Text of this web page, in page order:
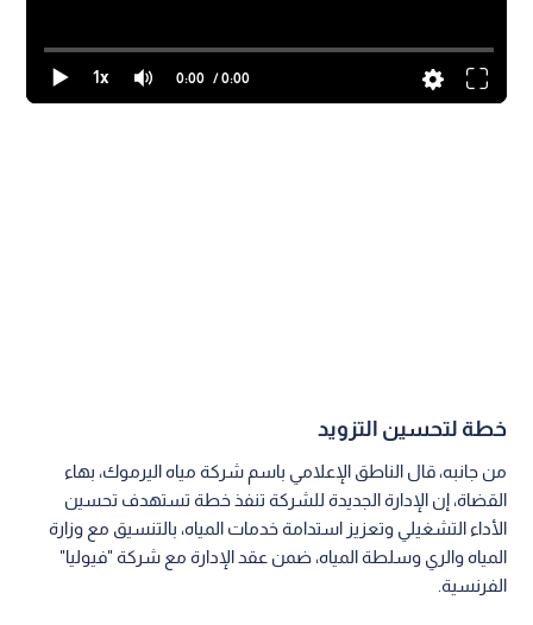
1x 0:00 / 0:00
خطة لتحسين التزويد
من جانبه، قال الناطق الإعلامي باسم شركة مياه اليرموك، بهاء
القضاة، إن الإدارة الجديدة للشركة تنفذ خطة تستهدف تحسين
الأداء التشغيلي وتعزيز استدامة خدمات المياه، بالتنسيق مع وزارة
المياه والري وسلطة المياه، ضمن عقد الإدارة مع شركة "فيوليا"
الفرنسية.